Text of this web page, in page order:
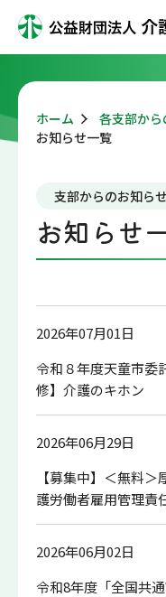
ホーム 各支部か
お知らせ一覧
支部からのお知らせ
お知らせ
2026年07月01日
令和８年度天童市委
修】介護のキホン
2026年06月29日
【募集中】＜無料
護労働者雇用管理責
2026年06月02日
令和8年度「全国共